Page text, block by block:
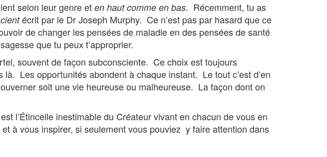
selon leur genre et en haut comme en bas. Récemment, tu as
écrit par le Dr Joseph Murphy. Ce n’est pas par hasard que ce
de changer les pensées de maladie en des pensées de santé
que tu peux t’approprier.
souvent de façon subconsciente. Ce choix est toujours
Les opportunités abondent à chaque instant. Le tout c’est d’en
soit une vie heureuse ou malheureuse. La façon dont on
l’Étincelle inestimable du Créateur vivant en chacun de vous en
à vous inspirer, si seulement vous pouviez y faire attention dans